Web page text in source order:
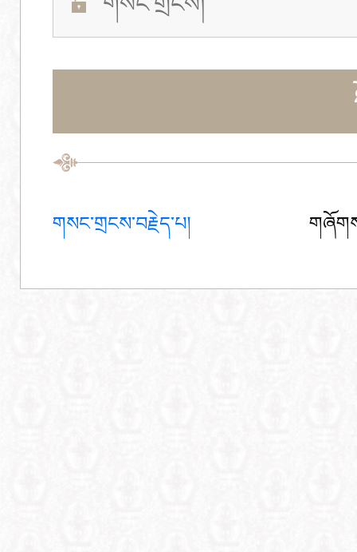
གསང་གྲངས་བརྗེད་པ།